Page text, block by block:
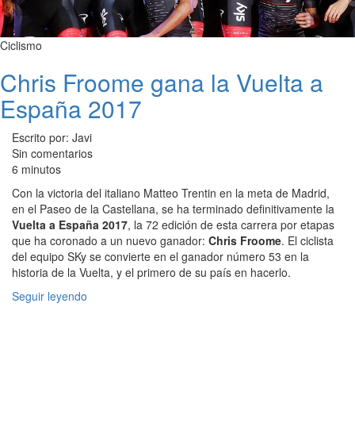
Ciclismo
Chris Froome gana la Vuelta a
España 2017
Escrito por: Javi
Sin comentarios
6 minutos
Con la victoria del italiano Matteo Trentin en la meta de Madrid,
en el Paseo de la Castellana, se ha terminado definitivamente la
Vuelta a España 2017, la 72 edición de esta carrera por etapas
que ha coronado a un nuevo ganador: Chris Froome. El ciclista
del equipo SKy se convierte en el ganador número 53 en la
historia de la Vuelta, y el primero de su país en hacerlo.
Seguir leyendo